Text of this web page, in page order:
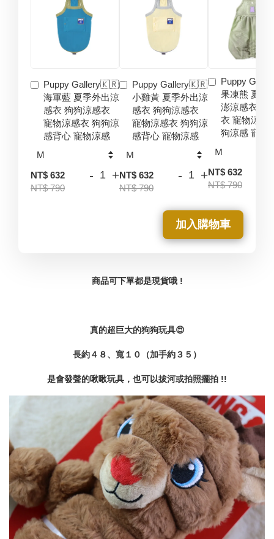
Puppy Gallery🇰🇷
海軍藍 夏季外出涼
感衣 狗狗涼感衣
寵物涼感衣 狗狗涼
感背心 寵物涼感
NT$ 632
NT$ 790
- +
Puppy Gallery🇰🇷
小雞黃 夏季外出涼
感衣 狗狗涼感衣
寵物涼感衣 狗狗涼
感背心 寵物涼感
NT$ 632
NT$ 790
- +
Puppy
果凍熊 夏季
澎涼感衣 狗
衣 寵物涼感
狗涼感 寵物
NT$ 632
NT$ 790
加入購物車
商品可下單都是現貨哦 !
真的超巨大的狗狗玩具😍
長約４８、寬１０（加手約３５）
是會發聲的啾啾玩具，也可以拔河或拍照擺拍 !!